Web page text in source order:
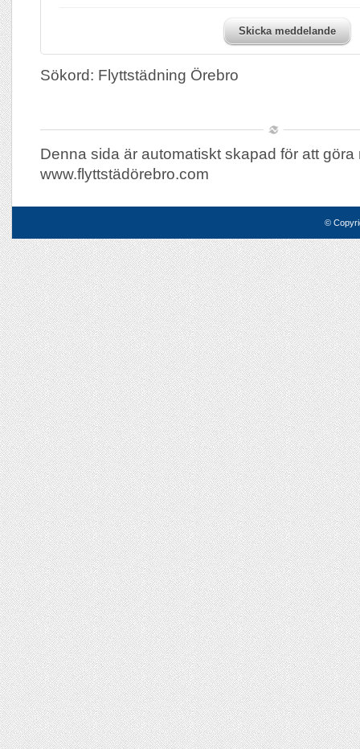
Skicka meddelande
Sökord: Flyttstädning Örebro
Denna sida är automatiskt skapad för att göra
www.flyttstädörebro.com
©